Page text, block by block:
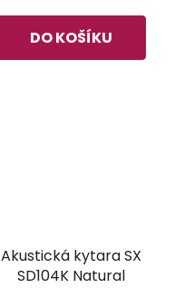
DO KOŠÍKU
Akustická kytara SX
SD104K Natural